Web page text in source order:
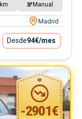
km Manual
Madrid
Desde94€/mes
-2901€